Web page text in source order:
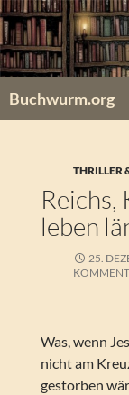
Zum
Inhalt
springen
Buchwurm.org
THRILLER
Reichs,
leben
25.
Was, wenn
nicht am
gestorben